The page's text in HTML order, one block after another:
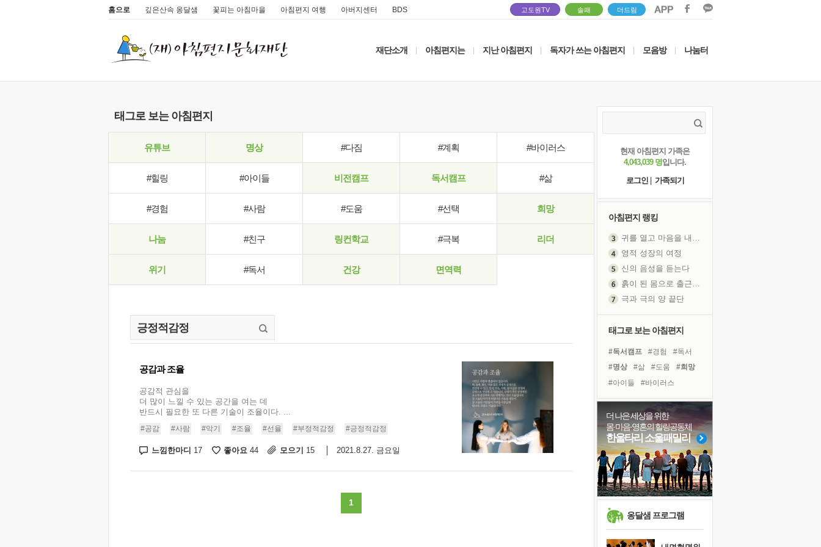
홈으로 깊은산속 옹달샘 꽃피는 아침마을 아침편지 여행 아버지센터 BDS 고도원TV 솔패 더드림
재단소개 아침편지는 지난 아침편지 독자가 쓰는 아침편지 모음방 나눔터
태그로 보는 아침편지
유튜브 명상 #다짐 #계획 #바이러스
#힐링 #아이들 비전캠프 독서캠프 #삶
#경험 #사람 #도움 #선택 희망
나눔 #친구 링컨학교 #극복 리더
위기 #독서 건강 면역력
공감과 조율
공감적 관심을
더 많이 느낄 수 있는 공간을 여는 데
반드시 필요한 또 다른 기술이 조율이다. ...
#공감 #사람 #악기 #조율 #선율 #부정적감정 #긍정적감정
느낌한마디 17 좋아요 44 모으기 15 2021.8.27. 금요일
1
현재 아침편지 가족은
4,043,039 명입니다.
로그인
가족되기
아침편지 랭킹
귀를 열고 마음을 내어주고
영적 성장의 여정
신의 음성을 듣는다
흙이 된 몸으로 출근하는 여자
극과 극의 양 끝단
아픈 아버지를 위한 공간 설계
슬럼프
보고 싶은 어머니
유년 시절의 부산 영도 바다
못된 꼰대들
너무 황홀한 꽃들이여!
희망이란
'모른다'는 것
태그로 보는 아침편지
#독서캠프 #경험
#독서
#명상
#삶 #도움
#희망
#아이들
#바이러스
#링컨학교
#유튜브
#계획
#친구
#면역력
#극복
#나눔
#사람
#힐링
#비전캠프
#선택
#건강
더 나은 세상을 위한
몸·마음·영혼의 힐링공동체
한울타리 소울패밀리
옹달샘 프로그램